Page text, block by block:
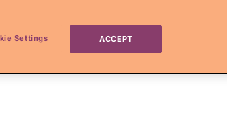
Settings ACCEPT